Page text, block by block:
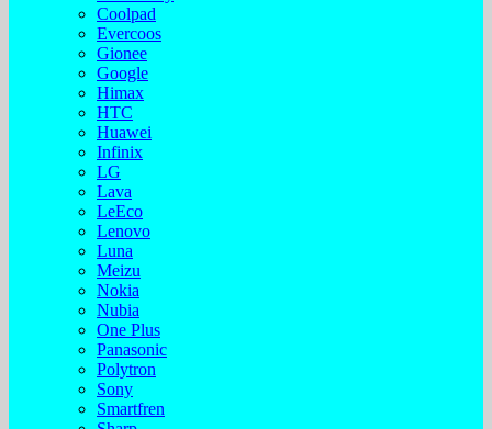
Coolpad
Evercoos
Gionee
Google
Himax
HTC
Huawei
Infinix
LG
Lava
LeEco
Lenovo
Luna
Meizu
Nokia
Nubia
One Plus
Panasonic
Polytron
Sony
Smartfren